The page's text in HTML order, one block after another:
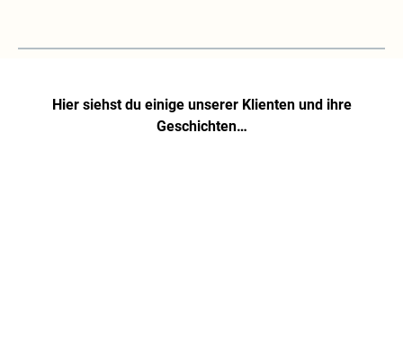
Hier siehst du einige unserer Klienten und ihre
Geschichten…